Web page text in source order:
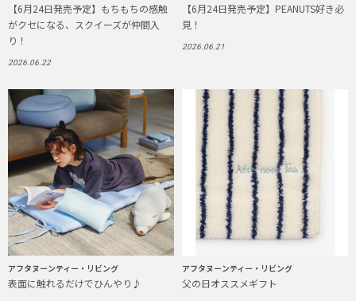
【6月24日発売予定】もちもちの感触
がクセになる、スクイーズが仲間入
り！
2026.06.22
【6月24日発売予定】PEANUTS好き必
見！
2026.06.21
アフタヌーンティー・リビング
表面に触れるだけでひんやり♪
アフタヌーンティー・リビング
父の日オススメギフト